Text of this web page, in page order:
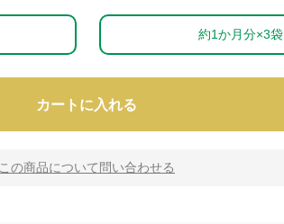
約1か月分×3袋
カートに入れる
この商品について問い合わせる